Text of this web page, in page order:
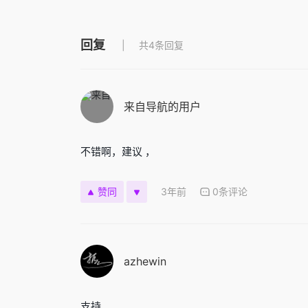
回复 共4条回复
来自导航的用户
不错啊，建议 ，
赞同 3年前 0条评论
azhewin